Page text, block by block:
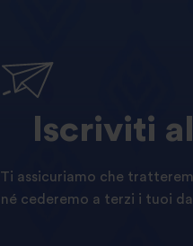
Iscriviti
Ti assicuriamo che
né cederemo a terzi i tuoi